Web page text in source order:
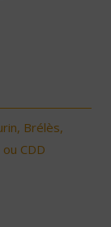
Brélès,
CDD